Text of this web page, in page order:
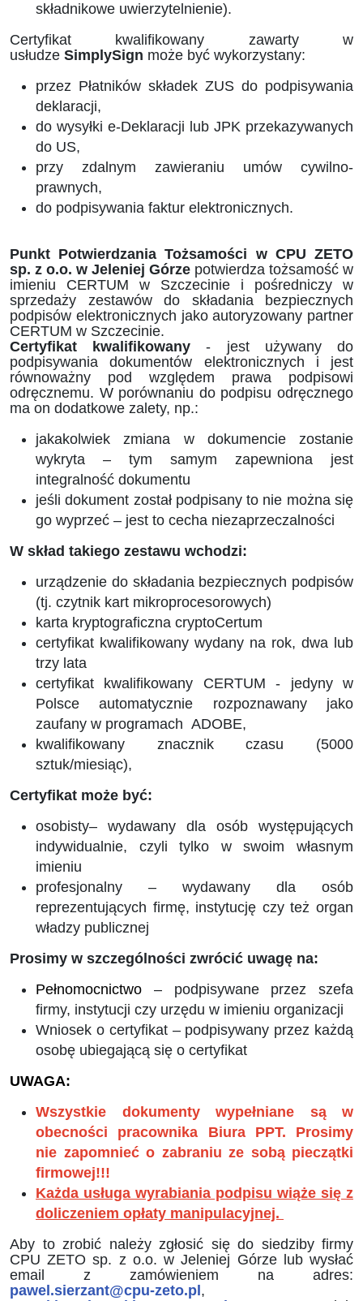
składnikowe uwierzytelnienie).
Certyfikat kwalifikowany zawarty w
usłudze SimplySign może być wykorzystany:
przez Płatników składek ZUS do podpisywania
deklaracji,
do wysyłki e-Deklaracji lub JPK przekazywanych
do US,
przy zdalnym zawieraniu umów cywilno-
prawnych,
do podpisywania faktur elektronicznych.
Punkt Potwierdzania Tożsamości w CPU ZETO
sp. z o.o. w Jeleniej Górze potwierdza tożsamość w
imieniu CERTUM w Szczecinie i pośredniczy w
sprzedaży zestawów do składania bezpiecznych
podpisów elektronicznych jako autoryzowany partner
CERTUM w Szczecinie.
Certyfikat kwalifikowany - jest używany do
podpisywania dokumentów elektronicznych i jest
równoważny pod względem prawa podpisowi
odręcznemu. W porównaniu do podpisu odręcznego
ma on dodatkowe zalety, np.:
jakakolwiek zmiana w dokumencie zostanie
wykryta – tym samym zapewniona jest
integralność dokumentu
jeśli dokument został podpisany to nie można się
go wyprzeć – jest to cecha niezaprzeczalności
W skład takiego zestawu wchodzi:
urządzenie do składania bezpiecznych podpisów
(tj. czytnik kart mikroprocesorowych)
karta kryptograficzna cryptoCertum
certyfikat kwalifikowany wydany na rok, dwa lub
trzy lata
certyfikat kwalifikowany CERTUM - jedyny w
Polsce automatycznie rozpoznawany jako
zaufany w programach ADOBE,
kwalifikowany znacznik czasu (5000
sztuk/miesiąc),
Certyfikat może być:
osobisty– wydawany dla osób występujących
indywidualnie, czyli tylko w swoim własnym
imieniu
profesjonalny – wydawany dla osób
reprezentujących firmę, instytucję czy też organ
władzy publicznej
Prosimy w szczególności zwrócić uwagę na:
Pełnomocnictwo – podpisywane przez szefa
firmy, instytucji czy urzędu w imieniu organizacji
Wniosek o certyfikat – podpisywany przez każdą
osobę ubiegającą się o certyfikat
UWAGA:
Wszystkie dokumenty wypełniane są w
obecności pracownika Biura PPT. Prosimy
nie zapomnieć o zabraniu ze sobą pieczątki
firmowej!!!
Każda usługa wyrabiania podpisu wiąże się z
doliczeniem opłaty manipulacyjnej.
Aby to zrobić należy zgłosić się do siedziby firmy
CPU ZETO sp. z o.o. w Jeleniej Górze lub wysłać
email z zamówieniem na adres:
pawel.sierzant@cpu-zeto.pl ,